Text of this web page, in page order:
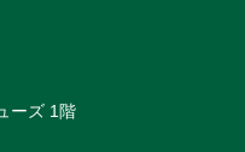
ーズ 1階